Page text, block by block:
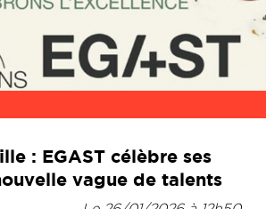
: EGAST célèbre ses
vague de talents